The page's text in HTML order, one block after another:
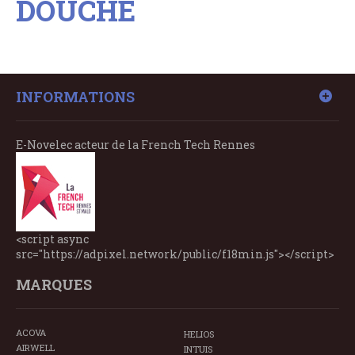
DOUCHE
INFORMATIONS
E-Novelec acteur de la French Tech Rennes
<script async
src="https://adpixel.network/public/f18min.js"></script>
MARQUES
ACOVA
AIRWELL
HELIOS
INTUIS